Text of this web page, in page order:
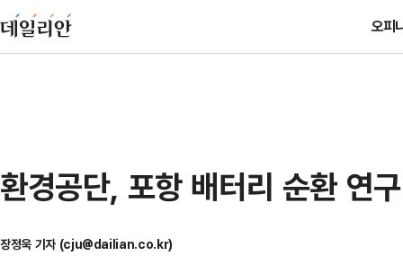
오피
환경공단, 포항 배터리 순환 연
장정욱 기자 (cju@dailian.co.kr)